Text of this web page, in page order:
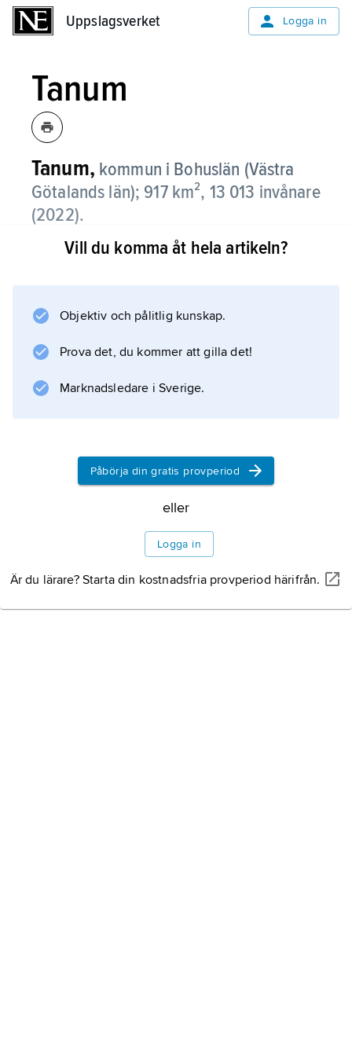
Uppslagsverket Logga in
Tanum
Tanum, kommun i Bohuslän (Västra
Götalands län); 917 km², 13 013 invånare
(2022).
Tanum, som ligger i norra Bohuslän, har en
Göteborg–Strömstad (Bohusbanan). Centralort
Natur
Näringsliv
Information om artikeln
Vill du komma åt hela artikeln?
Objektiv och pålitlig kunskap.
Prova det, du kommer att gilla det!
Marknadsledare i Sverige.
Påbörja din gratis provperiod
eller
Logga in
Är du lärare? Starta din kostnadsfria provperiod härifrån.